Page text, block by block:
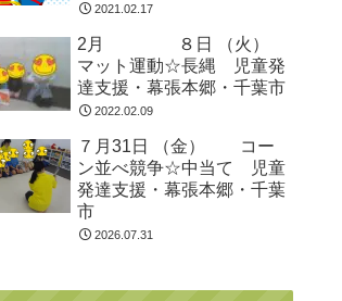
2021.02.17
2月 ８日 （火）
マット運動☆長縄 児童発
達支援・幕張本郷・千葉市
2022.02.09
７月31日 （金） コー
ン並べ競争☆中当て 児童
発達支援・幕張本郷・千葉
市
2026.07.31